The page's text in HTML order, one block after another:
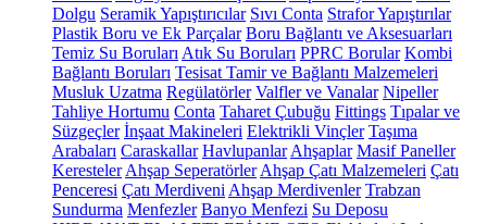
Dolgu Seramik Yapıştırıcılar Sıvı Conta Strafor Yapıştırılar
Plastik Boru ve Ek Parçalar Boru Bağlantı ve Aksesuarları
Temiz Su Boruları Atık Su Boruları PPRC Borular Kombi
Bağlantı Boruları Tesisat Tamir ve Bağlantı Malzemeleri
Musluk Uzatma Regülatörler Valfler ve Vanalar Nipeller
Tahliye Hortumu Conta Taharet Çubuğu Fittings Tıpalar ve
Süzgeçler İnşaat Makineleri Elektrikli Vinçler Taşıma
Arabaları Caraskallar Havlupanlar Ahşaplar Masif Paneller
Keresteler Ahşap Seperatörler Ahşap Çatı Malzemeleri Çatı
Penceresi Çatı Merdiveni Ahşap Merdivenler Trabzan
Sundurma Menfezler Banyo Menfezi Su Deposu